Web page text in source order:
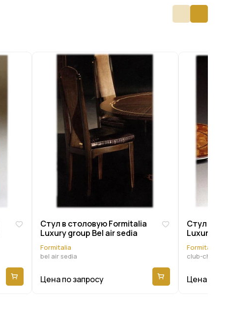
Стул в столовую Formitalia
Luxury group Bel air sedia
Formitalia
bel air sedia
Цена по запросу
Стул в
Luxury
Formitalia
club-chair low
Цена по